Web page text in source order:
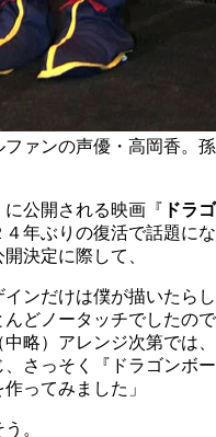
ァンの声優・高岡香。孫
公開される映画『 ドラゴ
４年ぶりの復活で話題にな
決定に際して、
インだけは僕が描いたらし
どノータッチでしたので
略）アレンジ次第では、
さっそく『ドラゴンボー
ってみました」
。